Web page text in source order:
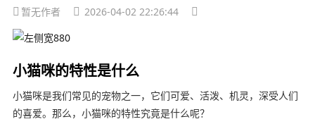
暂无作者 2026-04-02 22:26:44
小猫咪的特性是什么
小猫咪是我们常见的宠物之一，它们可爱、活泼、机灵，深受人们
的喜爱。那么，小猫咪的特性究竟是什么呢？